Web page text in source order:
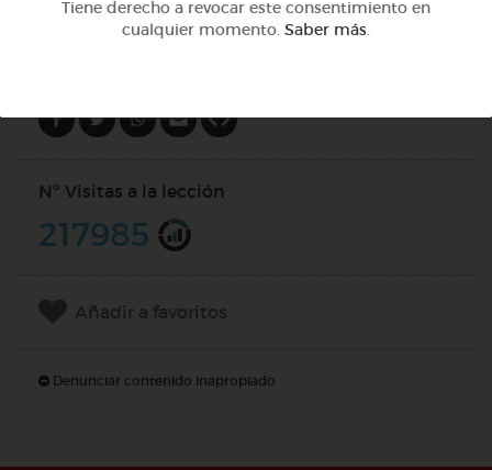
DOCS (3)
Nº Visitas a la lección
217985
Añadir a favoritos
Denunciar contenido inapropiado
Tiene derecho a revocar este consentimiento en
cualquier momento. Saber más.